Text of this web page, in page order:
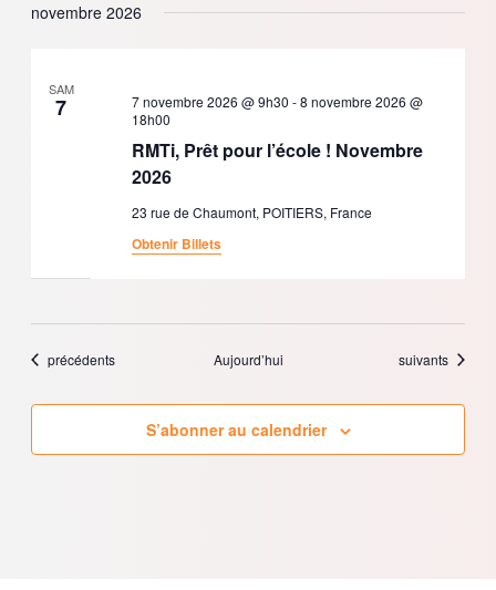
novembre 2026
SAM
7
RMTi, Prêt pour l’école ! Novembre
2026
7 novembre 2026 @ 9h30 -8 novembre 2026 @
18h00
23 rue de Chaumont, POITIERS, France
Obtenir Billets
Évènements
précédents Aujourd’hui Évènements
suivants
S’abonner au calendrier